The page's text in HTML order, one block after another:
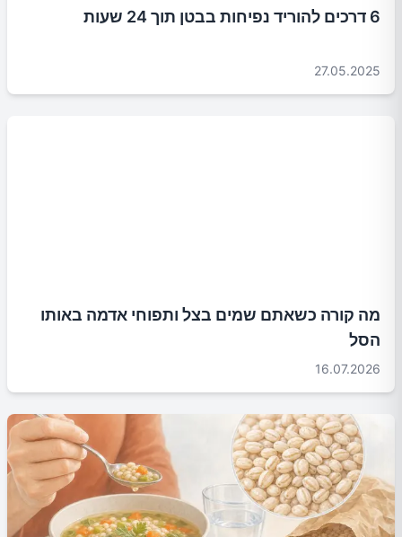
6 דרכים להוריד נפיחות בבטן תוך 24 שעות
27.05.2025
מה קורה כשאתם שמים בצל ותפוחי אדמה באותו
הסל
16.07.2026